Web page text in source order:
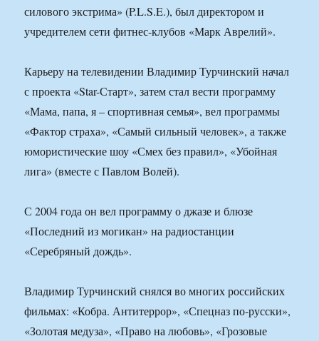
силового экстрима» (P.L.S.E.), был директором и
учредителем сети фитнес-клубов «Марк Аврелий».
Карьеру на телевидении Владимир Турчинский начал
с проекта «Star-Старт», затем стал вести программу
«Мама, папа, я – спортивная семья», вел программы
«Фактор страха», «Самый сильный человек», а также
юмористические шоу «Смех без правил», «Убойная
лига» (вместе с Павлом Волей).
С 2004 года он вел программу о джазе и блюзе
«Последний из могикан» на радиостанции
«Серебряный дождь».
Владимир Турчинский снялся во многих российских
фильмах: «Кобра. Антитеррор», «Спецназ по-русски»,
«Золотая медуза», «Право на любовь», «Грозовые